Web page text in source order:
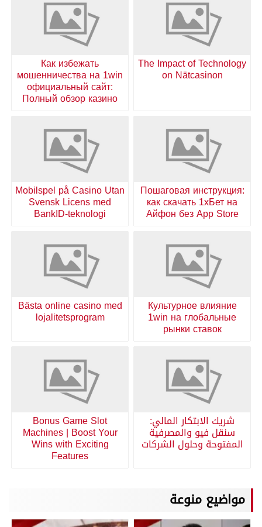
The Impact of Technology
on Nätcasinon
Как избежать
мошенничества на 1win
официальный сайт:
Полный обзор казино
Пошаговая инструкция:
как скачать 1хБет на
Айфон без App Store
Mobilspel på Casino Utan
Svensk Licens med
BankID-teknologi
Культурное влияние
1win на глобальные
рынки ставок
Bästa online casino med
lojalitetsprogram
شريك الابتكار المالي:
سنقل فيو والمصرفية
المفتوحة وحلول الشركات
Bonus Game Slot
Machines | Boost Your
Wins with Exciting
Features
مواضيع منوعة